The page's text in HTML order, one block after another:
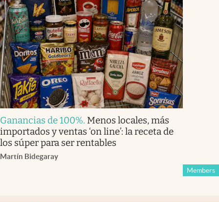
Ganancias de 100%. Menos locales, más
importados y ventas ‘on line’: la receta de
los súper para ser rentables
Martín Bidegaray
Members